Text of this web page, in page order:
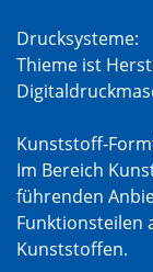
Drucksysteme:
Thieme ist
Kunststoff-
Im Bereich
führenden
Funktionsteilen
Kunststoffen.